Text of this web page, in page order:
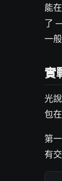
能
了
一
實
光
包
第
有